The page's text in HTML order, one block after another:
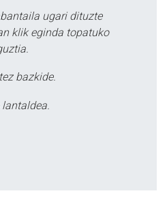
ugari dituzte
klik eginda topatuko
bazkide.